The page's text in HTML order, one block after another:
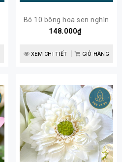
Bó 10 bông hoa sen nghìn
cánh Nghi Lương | Sen Vô
148.000₫
XEM CHI TIẾT GIỎ HÀNG